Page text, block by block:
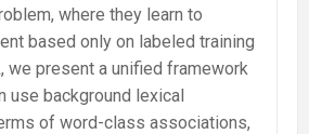
where they learn to
based only on labeled training
we present a unified framework
use background lexical
of word-class associations,